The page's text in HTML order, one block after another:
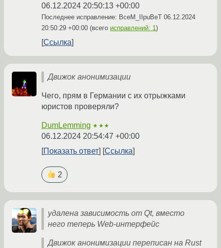
06.12.2024 20:50:13 +00:00
Последнее исправление: BceM_IIpuBeT 06.12.2024
20:50:29 +00:00 (всего исправлений: 1)
Ссылка
Движок анонимизации
Чего, прям в Германии с их отрыжками
юристов проверяли?
DumLemming ★★★
06.12.2024 20:54:47 +00:00
Показать ответ
Ссылка
2
удалена зависимость от Qt, вместо
него теперь Web-интерфейс
Движок анонимизации переписан на Rust